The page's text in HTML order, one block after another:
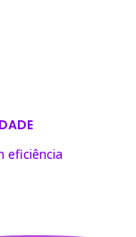
eficiência